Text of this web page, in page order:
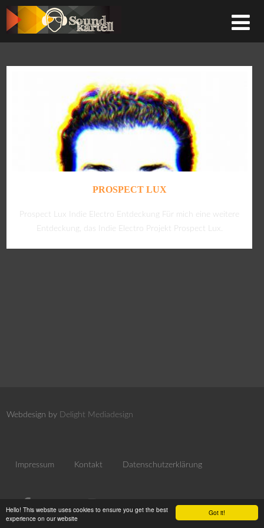
Got it!
Hello! This website uses cookies to ensure you get the best
experience on our website
PROSPECT LUX
Prospect Lux Indie Electro Entdeckung Für mich eine weitere
Entdeckung, das Indie Electro Projekt Prospect Lux.
Webdesign by Delight Mediadesign
Impressum Kontakt Datenschutzerklärung